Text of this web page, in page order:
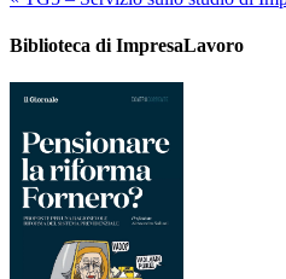
Biblioteca di ImpresaLavoro